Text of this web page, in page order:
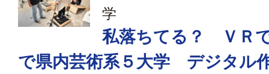
学
私落ちてる？ ＶＲ
で県内芸術系５大学 デジタル